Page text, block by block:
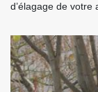
d’élagage de votre